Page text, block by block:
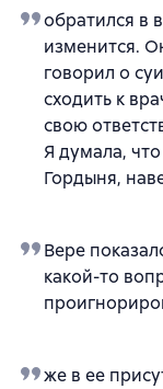
обратился в
изменится.
говорил о
сходить к
свою
Я думала,
Гордыня,
Вере
какой-то
же в ее